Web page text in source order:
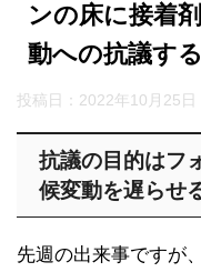
ンの床に接着
動への抗議す
投稿日： 2022年10月25日
抗議の目的はフ
候変動を遅らせ
先週の出来事ですが